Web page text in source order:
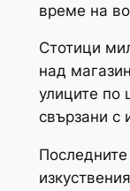
време на
Стотици
над
улиците по
свързани с